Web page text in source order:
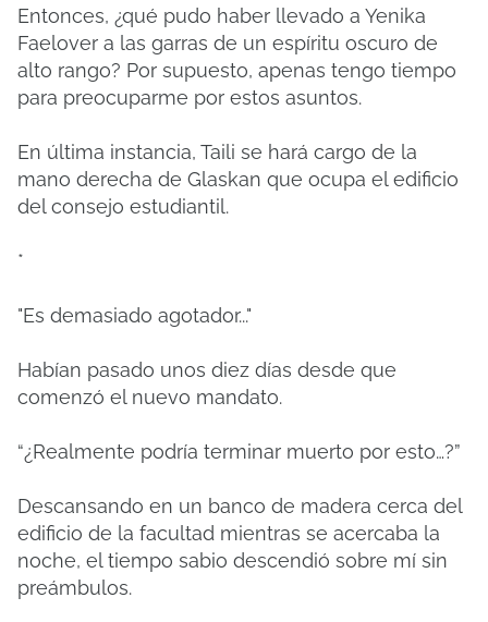
Entonces, ¿qué pudo haber llevado a Yenika
Faelover a las garras de un espíritu oscuro de
alto rango? Por supuesto, apenas tengo tiempo
para preocuparme por estos asuntos.
En última instancia, Taili se hará cargo de la
mano derecha de Glaskan que ocupa el edificio
del consejo estudiantil.
*
"Es demasiado agotador..."
Habían pasado unos diez días desde que
comenzó el nuevo mandato.
“¿Realmente podría terminar muerto por esto…?”
Descansando en un banco de madera cerca del
edificio de la facultad mientras se acercaba la
noche, el tiempo sabio descendió sobre mí sin
preámbulos.